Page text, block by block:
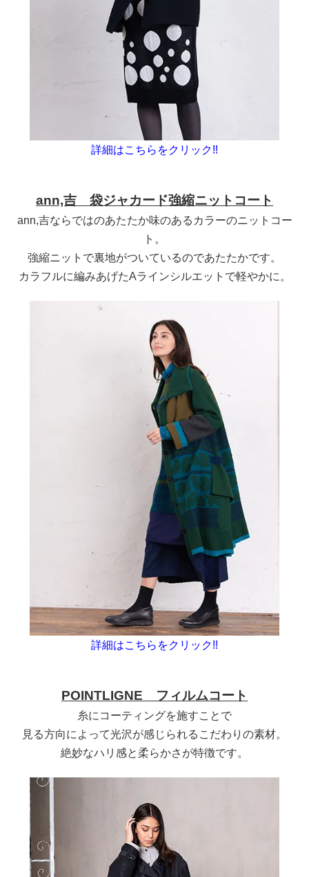
詳細はこちらをクリック!!
ann,吉 袋ジャカード強縮ニットコート
ann,吉ならではのあたたか味のあるカラーのニットコー
ト。
強縮ニットで裏地がついているのであたたかです。
カラフルに編みあげたAラインシルエットで軽やかに。
詳細はこちらをクリック!!
POINTLIGNE フィルムコート
糸にコーティングを施すことで
見る方向によって光沢が感じられるこだわりの素材。
絶妙なハリ感と柔らかさが特徴です。